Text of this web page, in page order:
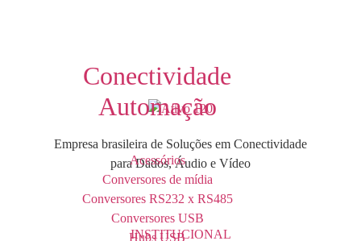
Conectividade
Automação
Acessórios
Conversores de mídia
Conversores RS232 x RS485
Conversores USB
Hubs USB
Empresa brasileira de Soluções em Conectividade
para Dados, Áudio e Vídeo
INSTITUCIONAL